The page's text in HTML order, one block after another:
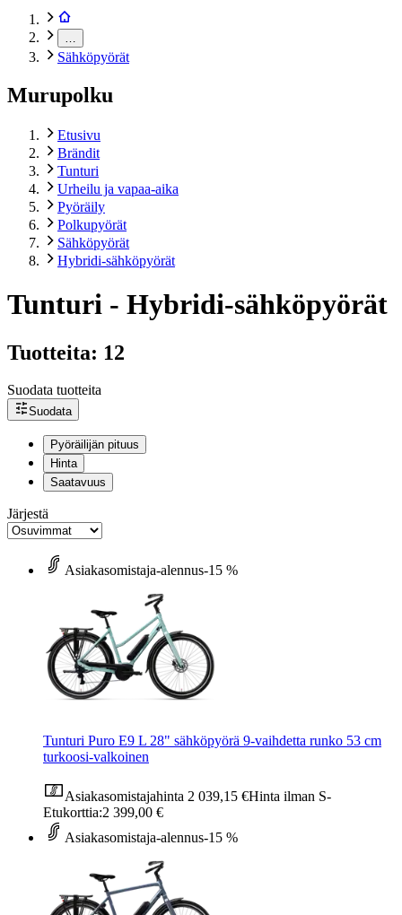
Sähköpyörät
Murupolku
Etusivu
Brändit
Tunturi
Urheilu ja vapaa-aika
Pyöräily
Polkupyörät
Sähköpyörät
Hybridi-sähköpyörät
Tunturi - Hybridi-sähköpyörät
Tuotteita: 12
Suodata tuotteita
Suodata
Pyöräilijän pituus
Hinta
Saatavuus
Järjestä
Asiakasomistaja-alennus-15 %
Tunturi Puro E9 L 28" sähköpyörä 9-vaihdetta runko 53 cm
turkoosi-valkoinen
Asiakasomistajahinta 2 039,15 €Hinta ilman S-
Etukorttia:2 399,00 €
Asiakasomistaja-alennus-15 %